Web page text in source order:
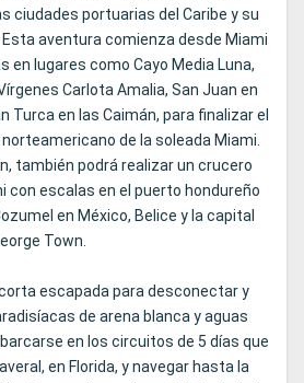
ciudades portuarias del Caribe y su
aventura comienza desde Miami
en lugares como Cayo Media Luna,
Carlota Amalia, San Juan en
Turca en las Caimán, para finalizar el
de la soleada Miami.
también podrá realizar un crucero
con escalas en el puerto hondureño
en México, Belice y la capital
Town.
escapada para desconectar y
de arena blanca y aguas
en los circuitos de 5 días que
en Florida, y navegar hasta la